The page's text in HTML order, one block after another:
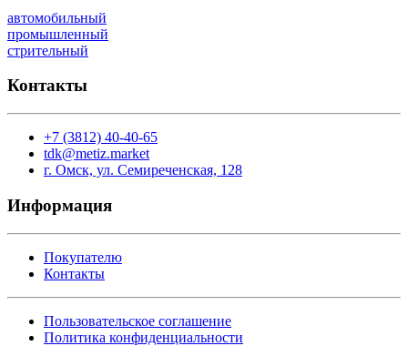
автомобильный
промышленный
стрительный
Контакты
+7 (3812) 40-40-65
tdk@metiz.market
г. Омск, ул. Семиреченская, 128
Информация
Покупателю
Контакты
Пользовательское соглашение
Политика конфиденциальности